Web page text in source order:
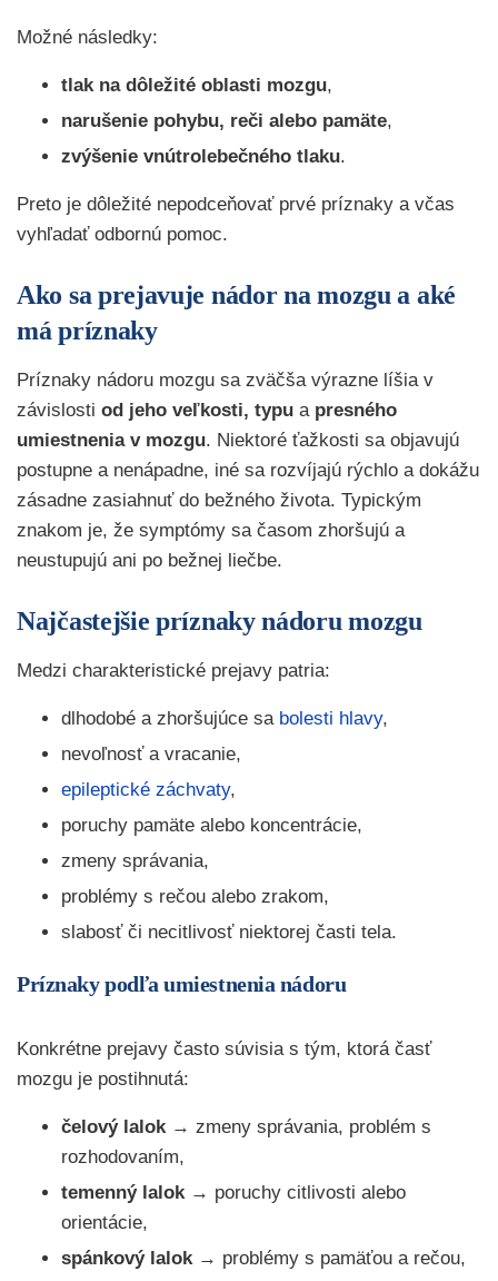
Možné následky:
tlak na dôležité oblasti mozgu,
narušenie pohybu, reči alebo pamäte,
zvýšenie vnútrolebečného tlaku.
Preto je dôležité nepodceňovať prvé príznaky a včas
vyhľadať odbornú pomoc.
Ako sa prejavuje nádor na mozgu a aké
má príznaky
Príznaky nádoru mozgu sa zväčša výrazne líšia v
závislosti od jeho veľkosti, typu a presného
umiestnenia v mozgu. Niektoré ťažkosti sa objavujú
postupne a nenápadne, iné sa rozvíjajú rýchlo a dokážu
zásadne zasiahnuť do bežného života. Typickým
znakom je, že symptómy sa časom zhoršujú a
neustupujú ani po bežnej liečbe.
Najčastejšie príznaky nádoru mozgu
Medzi charakteristické prejavy patria:
dlhodobé a zhoršujúce sa bolesti hlavy,
nevoľnosť a vracanie,
epileptické záchvaty,
poruchy pamäte alebo koncentrácie,
zmeny správania,
problémy s rečou alebo zrakom,
slabosť či necitlivosť niektorej časti tela.
Príznaky podľa umiestnenia nádoru
Konkrétne prejavy často súvisia s tým, ktorá časť
mozgu je postihnutá:
čelový lalok→ zmeny správania, problém s
rozhodovaním,
temenný lalok→ poruchy citlivosti alebo
orientácie,
spánkový lalok→ problémy s pamäťou a rečou,